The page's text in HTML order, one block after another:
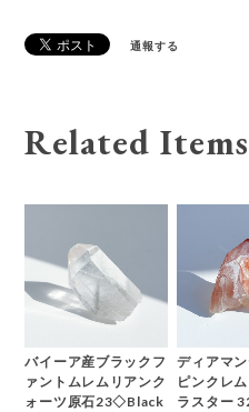
通報する
Related Items
バイーア産ブラックフ
ァントムレムリアンク
ォーツ原石23◇Black
ディアマ
ピンクレ
ラスター